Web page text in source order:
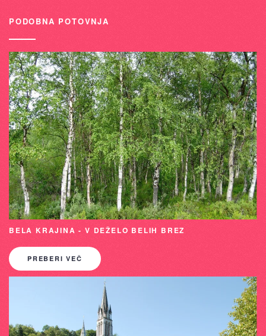
PODOBNA POTOVNJA
BELA KRAJINA - V DEŽELO BELIH BREZ
PREBERI VEČ